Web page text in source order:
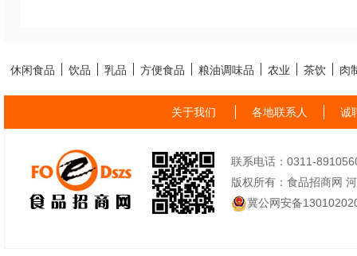
休闲食品 饮品 乳品 方便食品 粮油调味品 农业 茶饮 肉
关于我们 各地联系人 诚
联系电话：0311-
版权所有：食品招商网
冀公网安备